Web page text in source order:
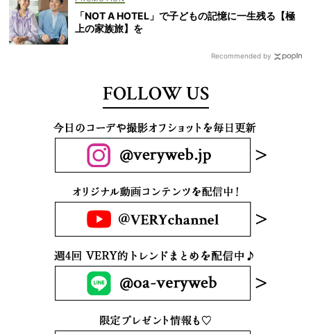
「NOT A HOTEL」で子どもの記憶に一生残る【極
上の家族旅】を
Recommended by
FOLLOW US